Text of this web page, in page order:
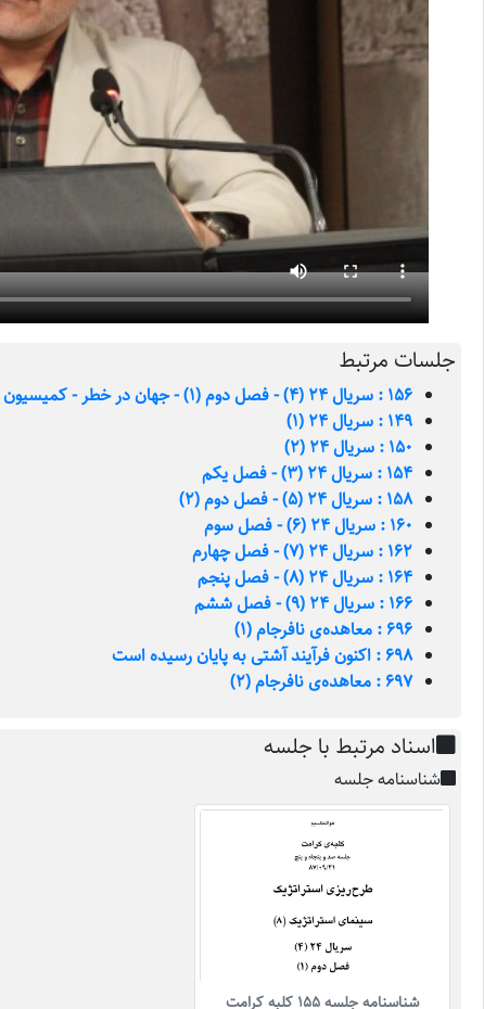
جلسات مرتبط
156 : سریال 24 (4) - فصل دوم (1) - جهان در خطر - کمیسیون منع اشاعه‌ی WMD در کنگره آمریکا
149 : سریال 24 (1)
150 : سریال 24 (2)
154 : سریال 24 (3) - فصل یکم
158 : سریال 24 (5) - فصل دوم (2)
160 : سریال 24 (6) - فصل سوم
162 : سریال 24 (7) - فصل چهارم
164 : سریال 24 (8) - فصل پنجم
166 : سریال 24 (9) - فصل ششم
696 : معاهده‌ی نافرجام (1)
698 : اکنون فرآیند آشتی به پایان رسیده است
697 : معاهده‌ی نافرجام (2)
اسناد مرتبط با جلسه
شناسنامه جلسه
شناسنامه جلسه 155 کلبه کرامت